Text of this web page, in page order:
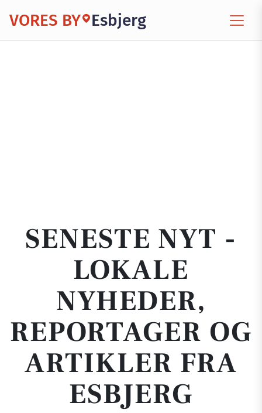
VORES BY Esbjerg
SENESTE NYT -
LOKALE
NYHEDER,
REPORTAGER OG
ARTIKLER FRA
ESBJERG